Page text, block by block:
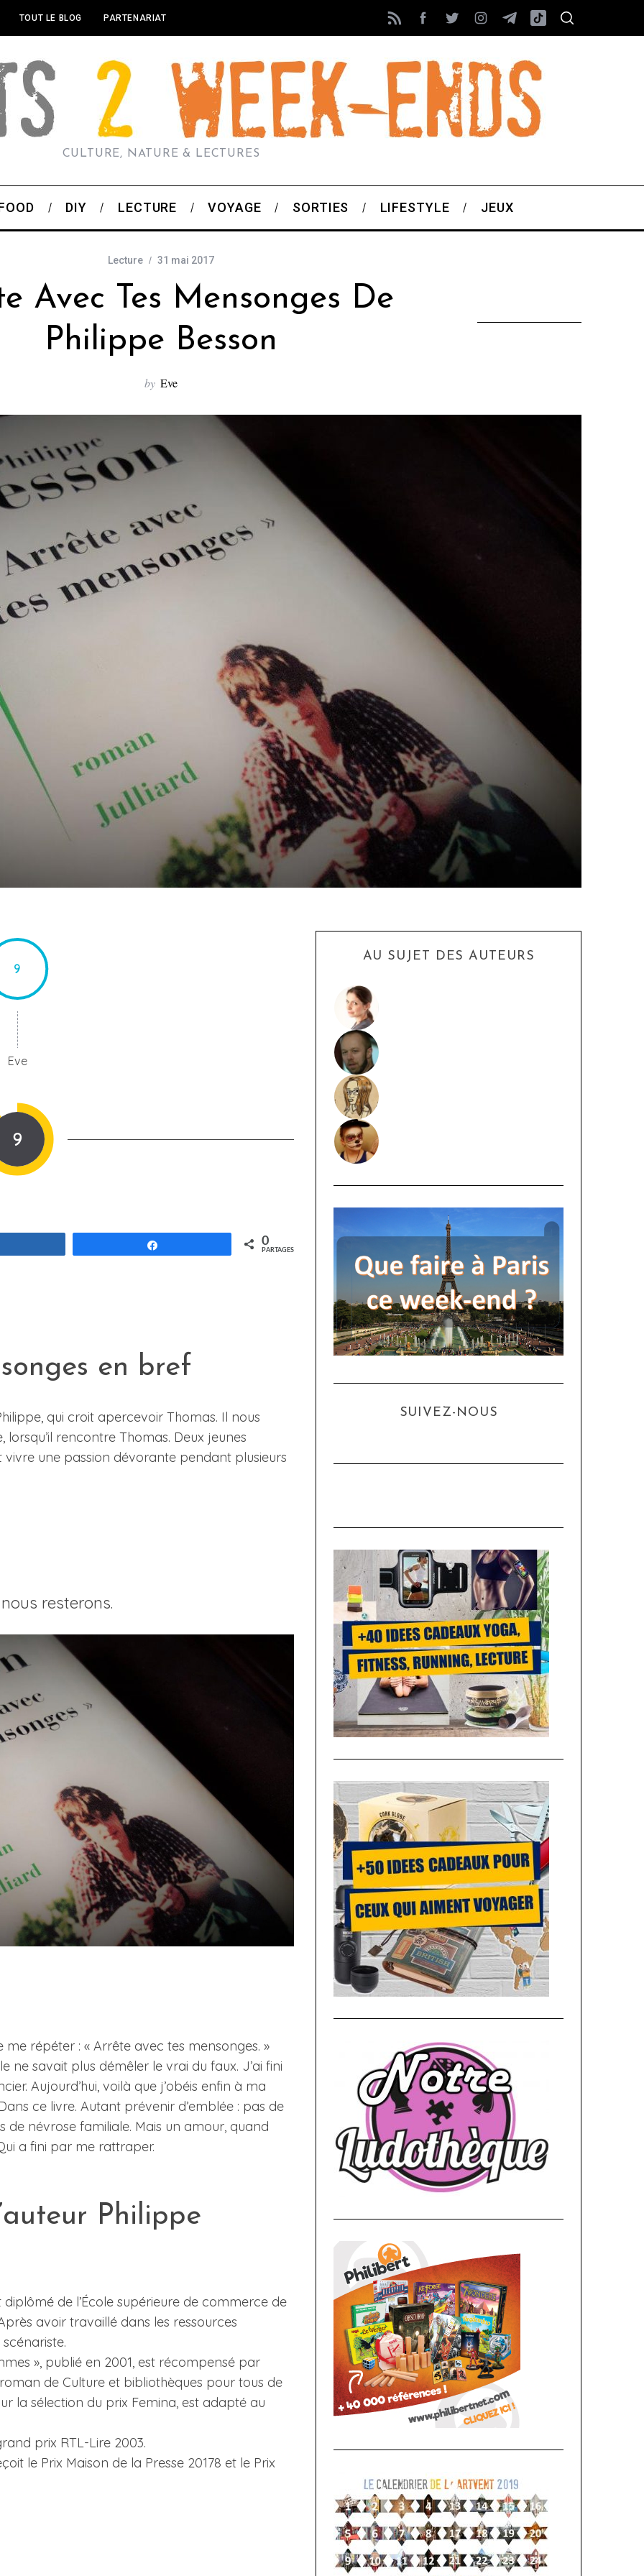
TOUT LE BLOG PARTENARIAT
CULTURE, NATURE & LECTURES
DIY LECTURE VOYAGE SORTIES LIFESTYLE JEUX
Lecture 31 mai 2017
Avec Tes Mensonges De
Philippe Besson
by Eve
9
Eve
9
0
PARTAGES
en bref
qui croit apercevoir Thomas. Il nous
lorsqu’il rencontre Thomas. Deux jeunes
une passion dévorante pendant plusieurs
resterons.
répéter : « Arrête avec tes mensonges. »
ne savait plus démêler le vrai du faux. J’ai fini
Aujourd’hui, voilà que j’obéis enfin à ma
ce livre. Autant prévenir d’emblée : pas de
névrose familiale. Mais un amour, quand
a fini par me rattraper.
Philippe
diplômé de l’École supérieure de commerce de
avoir travaillé dans les ressources
», publié en 2001, est récompensé par
de Culture et bibliothèques pour tous de
la sélection du prix Femina, est adapté au
prix RTL-Lire 2003.
le Prix Maison de la Presse 20178 et le Prix
AU SUJET DES AUTEURS
SUIVEZ-NOUS